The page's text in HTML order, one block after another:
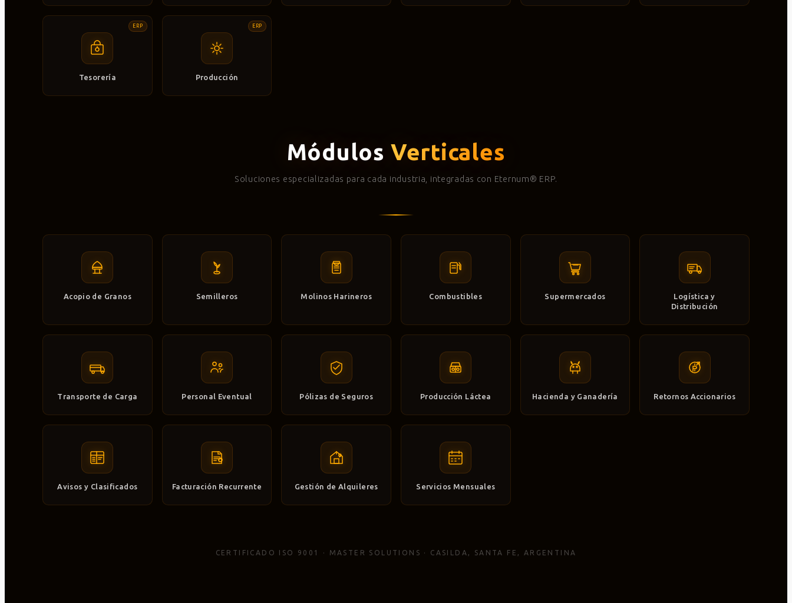
ERP
Tesorería
ERP
Producción
Módulos Verticales
Soluciones especializadas para cada industria, integradas con Eternum® ERP.
Acopio de Granos Semilleros Molinos Harineros Combustibles Supermercados
Logística y
Distribución
Transporte de Carga Personal Eventual Pólizas de Seguros Producción Láctea Hacienda y Ganadería Retornos Accionarios
Avisos y Clasificados Facturación Recurrente Gestión de Alquileres Servicios Mensuales
CERTIFICADO ISO 9001 · MASTER SOLUTIONS · CASILDA, SANTA FE, ARGENTINA